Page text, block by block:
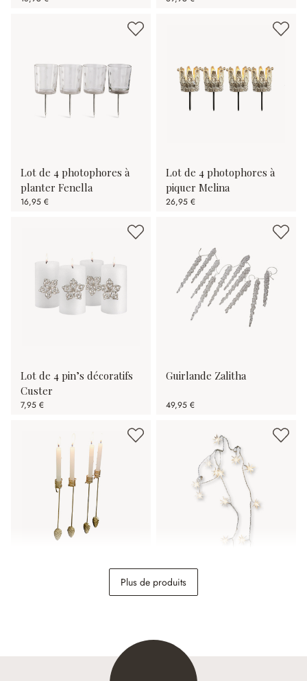
Lot de 4 photophores à
planter Fenella
16,95 €
Lot de 4 photophores à
piquer Melina
26,95 €
Lot de 4 pin’s décoratifs
Custer
7,95 €
Guirlande Zalitha
49,95 €
Guirlande lumineuse
Nelisse
Plus de produits